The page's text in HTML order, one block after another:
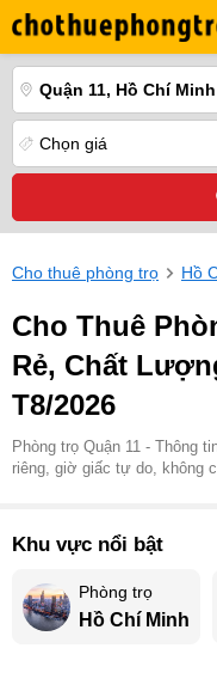
Quận 11, Hồ Chí Minh
Chọn giá
Cho thuê phòng trọ Hồ
Cho Thuê
Rẻ, Chất
T8/2026
Phòng trọ Quận 11 - Thông
riêng, giờ giấc tự do, không
Khu vực nổi bật
Phòng trọ
Hồ Chí Minh